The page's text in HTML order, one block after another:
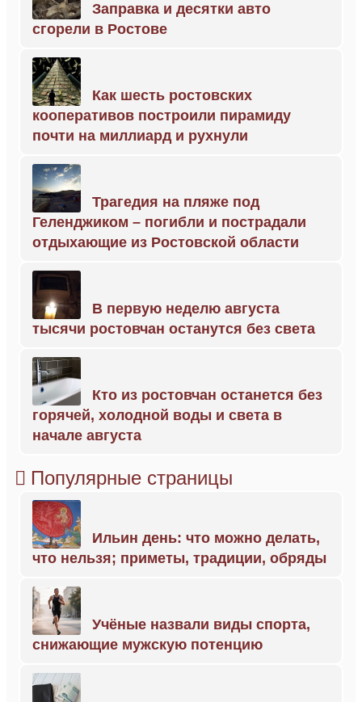
Заправка и десятки авто
сгорели в Ростове
Как шесть ростовских
кооперативов построили пирамиду
почти на миллиард и рухнули
Трагедия на пляже под
Геленджиком – погибли и пострадали
отдыхающие из Ростовской области
В первую неделю августа
тысячи ростовчан останутся без света
Кто из ростовчан останется без
горячей, холодной воды и света в
начале августа
Популярные страницы
Ильин день: что можно делать,
что нельзя; приметы, традиции, обряды
Учёные назвали виды спорта,
снижающие мужскую потенцию